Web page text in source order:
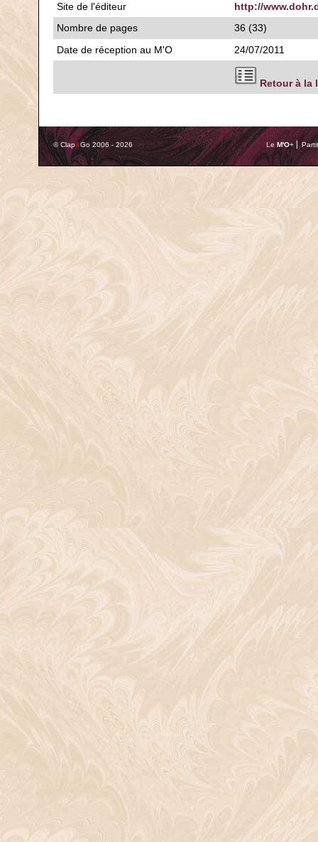
Site de l'éditeur
http://
Nombre de pages
36 (33)
Date de réception au M'O
24/07/2011
Retour à la
© Clap&Go 2006 - 2026 Le M'O+ ⎢